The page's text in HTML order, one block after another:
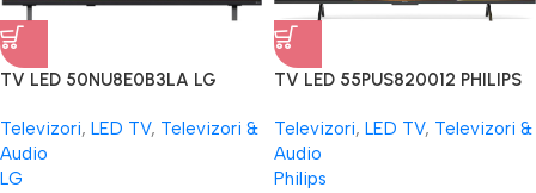
TV LED 50NU8E0B3LA LG
Televizori, LED TV, Televizori &
Audio
LG
TV LED 55PUS820012 PHILIPS
Televizori, LED TV, Televizori &
Audio
Philips